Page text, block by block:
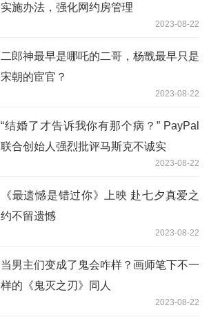
实施办法，强化网约房管理
2023-08-22
二郎神最早是哪吒的二哥，杨戬最早只是
宋朝的宦官？
2023-08-22
“结婚了才告诉我你有那个病？” PayPal
联合创始人强烈批评马斯克不诚实
2023-08-22
《最遗憾是错过你》上映 赴七夕真爱之
约不留遗憾
2023-08-22
当男主们变成了鬼会咋样？画师笔下不一
样的《鬼灭之刃》同人
2023-08-22